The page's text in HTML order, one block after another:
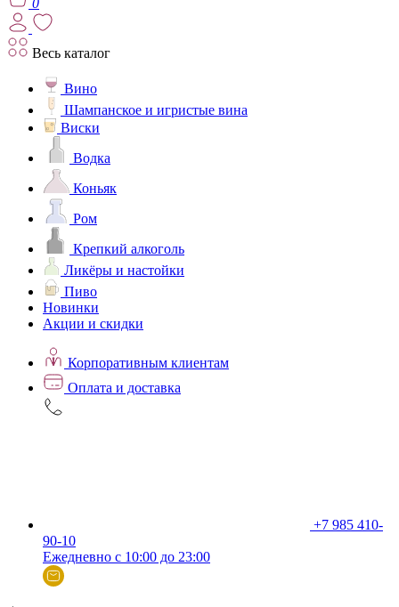
0
Весь каталог
Вино
Шампанское и игристые вина
Виски
Водка
Коньяк
Ром
Крепкий алкоголь
Ликёры и настойки
Пиво
Новинки
Акции и скидки
Корпоративным клиентам
Оплата и доставка
+7 985 410-
90-10
Ежедневно с 10:00 до 23:00